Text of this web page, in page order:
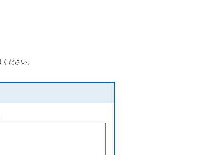
ださい。